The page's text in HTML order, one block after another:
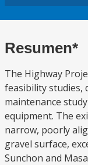
Resumen*
The Highway
feasibility studies,
maintenance
equipment. The
narrow, poorly
gravel surface,
Sunchon and